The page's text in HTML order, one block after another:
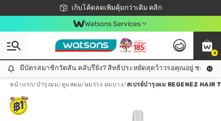
เก็บโค้ดลดเพิ่มคุ้มกว่าเดิม คลิก
ชอปออนไลน์ครั้งแรก ลดเพิ่มจุก ๆ 10%! 🎉
📦ส่งฟรี! เมื่อชอป 499฿
สมาชิกวัตสัน คลับดียังไง?
Watsons Services
0
มีบัตรสมาชิกวัตสัน คลับรึยัง? สิทธิประหยัดสุดว้าวรอคุณอยู่ ชอปคุ้มกว่าเดิม คลิก!
มีบัตรสมาชิกวัตสัน คลับรึยัง? สิทธิประหยัดสุดว้าวรอคุณอยู่ ชอปคุ้มก
หน้าแรก/บำรุงผม/ ดูแลผม/ผมร่วง ผมบาง/ สเปรย์บํารุงผม REGENEZ HAIR